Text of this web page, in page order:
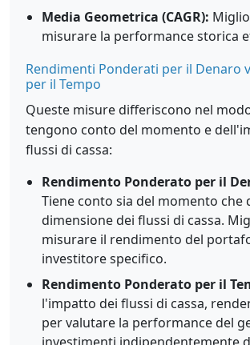
Media Geometrica (CAGR):
misurare la performance storica
Rendimenti Ponderati per il Denaro
per il Tempo
Queste misure differiscono nel
tengono conto del momento e
flussi di cassa:
Rendimento Ponderato per il
Tiene conto sia del momento che
dimensione dei flussi di cassa.
misurare il rendimento del
investitore specifico.
Rendimento Ponderato per il
l'impatto dei flussi di cassa,
per valutare la performance del